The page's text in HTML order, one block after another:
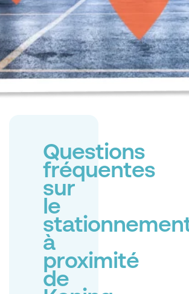
Questions
fréquentes
sur
le
à
proximité
de